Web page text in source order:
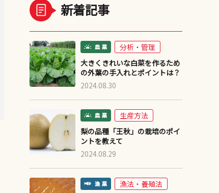
新着記事
分析・管理
大きくきれいな白菜を作るため
の外葉の手入れとポイントは？
2024.08.30
生産方法
梨の品種「王秋」の栽培のポイ
ントを教えて
2024.08.29
漁法・養殖法